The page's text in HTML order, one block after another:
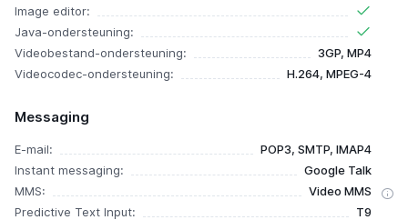
Image editor:
Java-ondersteuning:
Videobestand-ondersteuning:
3GP, MP4
Videocodec-ondersteuning:
H.264, MPEG-4
Messaging
E-mail:
POP3, SMTP, IMAP4
Instant messaging:
Google Talk
MMS:
Video MMS
Predictive Text Input:
T9